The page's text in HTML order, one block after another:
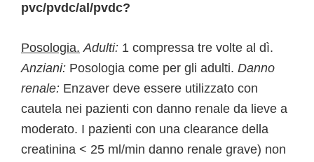
pvc/pvdc/al/pvdc?
Posologia. Adulti: 1 compressa tre volte al dì.
Anziani: Posologia come per gli adulti. Danno
renale: Enzaver deve essere utilizzato con
cautela nei pazienti con danno renale da lieve a
moderato. I pazienti con una clearance della
creatinina < 25 ml/min danno renale grave) non